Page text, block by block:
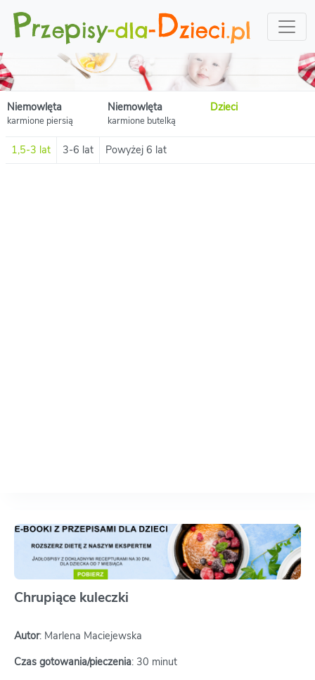
Niemowlęta
karmione piersią
Niemowlęta
karmione butelką
Dzieci
1,5-3 lat 3-6 lat Powyżej 6 lat
Chrupiące kuleczki
Autor: Marlena Maciejewska
Czas gotowania/pieczenia: 30 minut